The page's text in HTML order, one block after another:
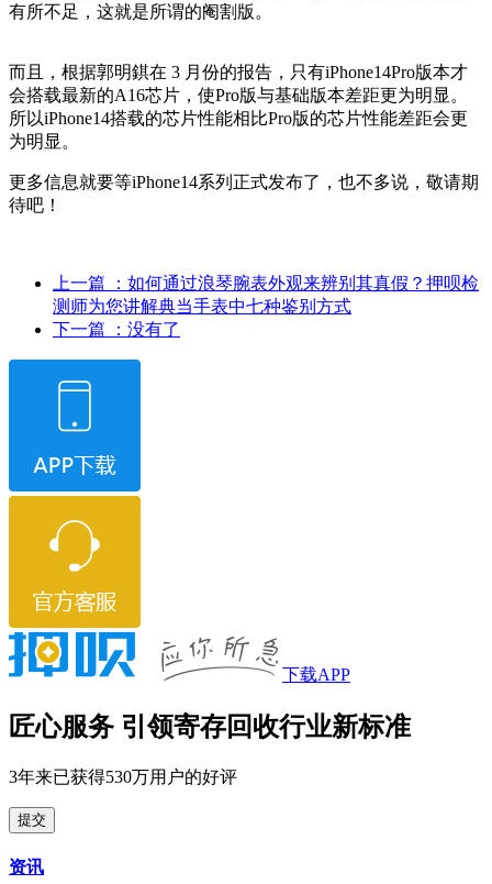
有所不足，这就是所谓的阉割版。
而且，根据郭明錤在 3 月份的报告，只有iPhone14Pro版本才
会搭载最新的A16芯片，使Pro版与基础版本差距更为明显。
所以iPhone14搭载的芯片性能相比Pro版的芯片性能差距会更
为明显。
更多信息就要等iPhone14系列正式发布了，也不多说，敬请期
待吧！
上一篇
：如何通过浪琴腕表外观来辨别其真假？押呗检
测师为您讲解典当手表中七种鉴别方式
下一篇
：没有了
下载APP
匠心服务 引领寄存回收行业新标准
3年来已获得530万用户的好评
提交
资讯